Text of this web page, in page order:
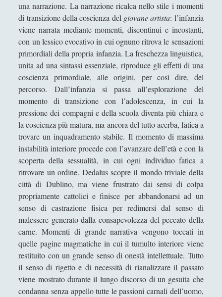
Ivanhoe - Walter Scott
Kim – Rudyard Kipling
L'educazione sentimentale - Gustav Flaubert
L'insostenibile leggerezza dell'essere - Milan
Kundera
L'isola del tesoro - Robert Luis Stevenson
La bestia umana - Émile Zola
La fattoria degli animali - George Orwell
La guerra dei mondi - Herbert G. Wells
La luna è tramontata - John Steinbeck
La metamorfosi - Franz Kafka
La pelle - Curzio Malaparte
La peste – Albert Camus
La storia di re Enrico IV - William
Shakespeare
La Storia Infinita - Michael Ende
La svastica sul sole – Philip Dick
La valle della paura - Arthur Conan Doyle
una narrazione. La narrazione ricalca nello stile i momenti
di transizione della coscienza del giovane artista: l’infanzia
viene narrata mediante momenti, discontinui e incostanti,
con un lessico evocativo in cui ognuno ritrova le sensazioni
primordiali della propria infanzia. La freschezza linguistica,
unita ad una sintassi essenziale, riproduce gli effetti di una
coscienza primordiale, alle origini, per così dire, del
percorso. Dall’infanzia si passa all’esplorazione del
momento di transizione con l’adolescenza, in cui la
pressione dei compagni e della scuola diventa più chiara e
la coscienza più matura, ma ancora del tutto acerba, fatica a
trovare un inquadramento stabile. Il momento di massima
instabilità interiore procede con l’avanzare dell’età e con la
scoperta della sessualità, in cui ogni individuo fatica a
ritrovare un ordine. Dedalus scopre il mondo triviale della
città di Dublino, ma viene frustrato dai sensi di colpa
propriamente cattolici e finisce per abbandonarsi ad un
senso di castrazione fisica per redimersi dal senso di
malessere generato dalla consapevolezza del peccato della
carne. Momenti di grande narrativa vengono toccati in
quelle pagine magmatiche in cui il tumulto interiore viene
restituito con un grande senso di onestà intellettuale. Tutto
il senso di rigetto e di necessità di rianalizzare il passato
viene mostrato durante il lungo discorso di un gesuita che
condanna senza appello tutte le passioni carnali dell’uomo,